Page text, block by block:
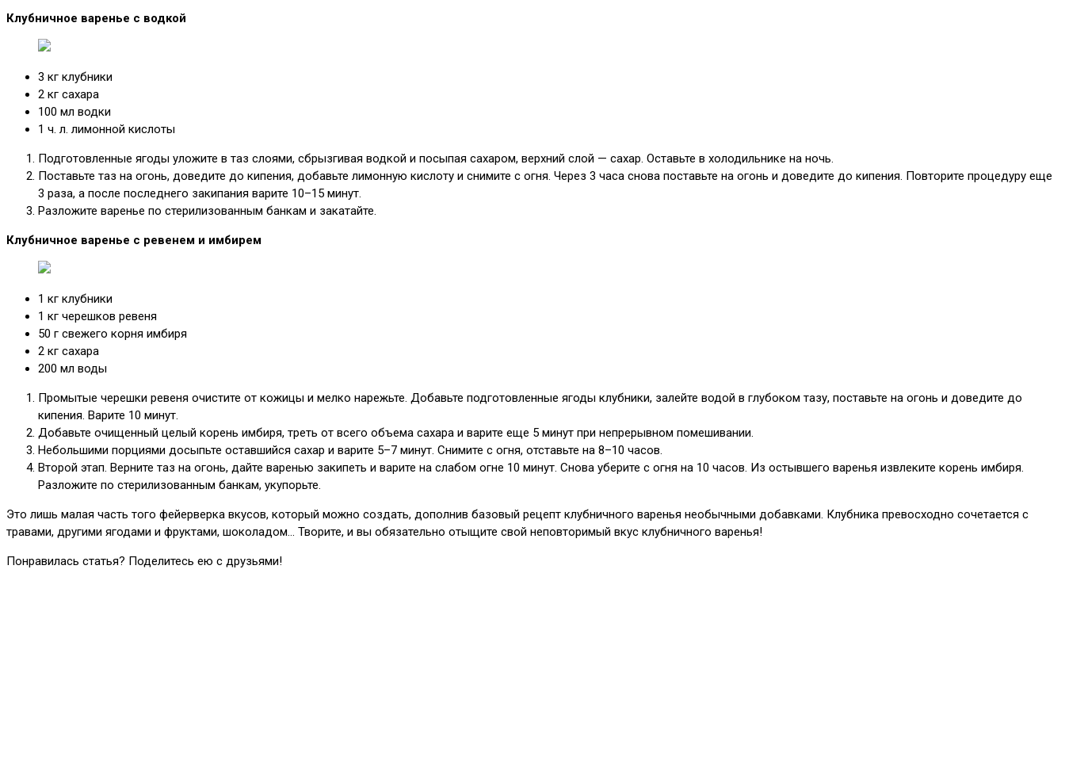
Клубничное варенье с водкой
3 кг клубники
2 кг сахара
100 мл водки
1 ч. л. лимонной кислоты
Подготовленные ягоды уложите в таз слоями, сбрызгивая водкой и посыпая сахаром, верхний слой — сахар. Оставьте в холодильнике на ночь.
Поставьте таз на огонь, доведите до кипения, добавьте лимонную кислоту и снимите с огня. Через 3 часа снова поставьте на огонь и доведите до кипения. Повторите процедуру еще
3 раза, а после последнего закипания варите 10–15 минут.
Разложите варенье по стерилизованным банкам и закатайте.
Клубничное варенье с ревенем и имбирем
1 кг клубники
1 кг черешков ревеня
50 г свежего корня имбиря
2 кг сахара
200 мл воды
Промытые черешки ревеня очистите от кожицы и мелко нарежьте. Добавьте подготовленные ягоды клубники, залейте водой в глубоком тазу, поставьте на огонь и доведите до
кипения. Варите 10 минут.
Добавьте очищенный целый корень имбиря, треть от всего объема сахара и варите еще 5 минут при непрерывном помешивании.
Небольшими порциями досыпьте оставшийся сахар и варите 5–7 минут. Снимите с огня, отставьте на 8–10 часов.
Второй этап. Верните таз на огонь, дайте варенью закипеть и варите на слабом огне 10 минут. Снова уберите с огня на 10 часов. Из остывшего варенья извлеките корень имбиря.
Разложите по стерилизованным банкам, укупорьте.
Это лишь малая часть того фейерверка вкусов, который можно создать, дополнив базовый рецепт клубничного варенья необычными добавками. Клубника превосходно сочетается с
травами, другими ягодами и фруктами, шоколадом… Творите, и вы обязательно отыщите свой неповторимый вкус клубничного варенья!
Понравилась статья? Поделитесь ею с друзьями!